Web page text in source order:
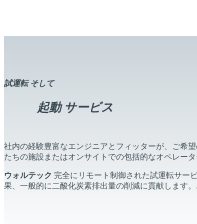
試運転そして
起動 サービス
社内の経験豊富なエンジニアとフィッターが、ご希
たちの施設またはオンサイトでの包括的なオペレー
ウォルテック 完全にリモート制御された試運転サー
果、一般的に二酸化炭素排出量の削減に貢献します